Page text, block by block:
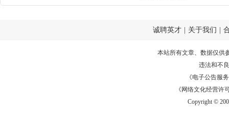
诚聘英才 关于我们
本站所有文章、数据仅供
违法和不
《电子公告服务
《网络文化经营许
Copyright ©